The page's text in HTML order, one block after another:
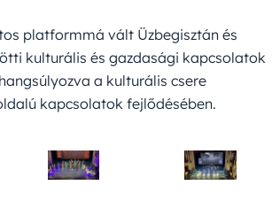
platformmá vált Üzbegisztán és
kulturális és gazdasági kapcsolatok
a kulturális csere
kapcsolatok fejlődésében.